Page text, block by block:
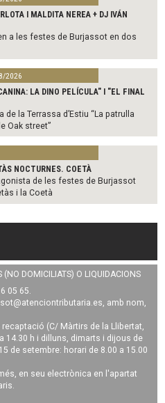
I MALDITA NEREA + DJ IVÁN
a les festes de Burjassot en dos
2026
LA DINO PELÍCULA" I "EL FINAL
la Terrassa d’Estiu “La patrulla
Oak street”
NOCTURNES. COETÀ
de les festes de Burjassot
i la Coetà
(NO DOMICILIATS) O LIQUIDACIONS
05 65.
, amb nom,
(C/ Màrtirs de la Llibertat,
14.30 h i dilluns, dimarts i dijous de
de setembre: horari de 8.00 a 15.00
en seu electrònica en l'apartat